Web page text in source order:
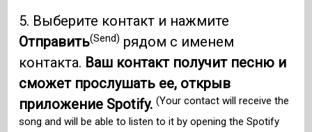
5. Выберите контакт и нажмите
Отправить(Send) рядом с именем
контакта. Ваш контакт получит песню и
сможет прослушать ее, открыв
приложение Spotify.(Your contact will receive the
song and will be able to listen to it by opening the Spotify